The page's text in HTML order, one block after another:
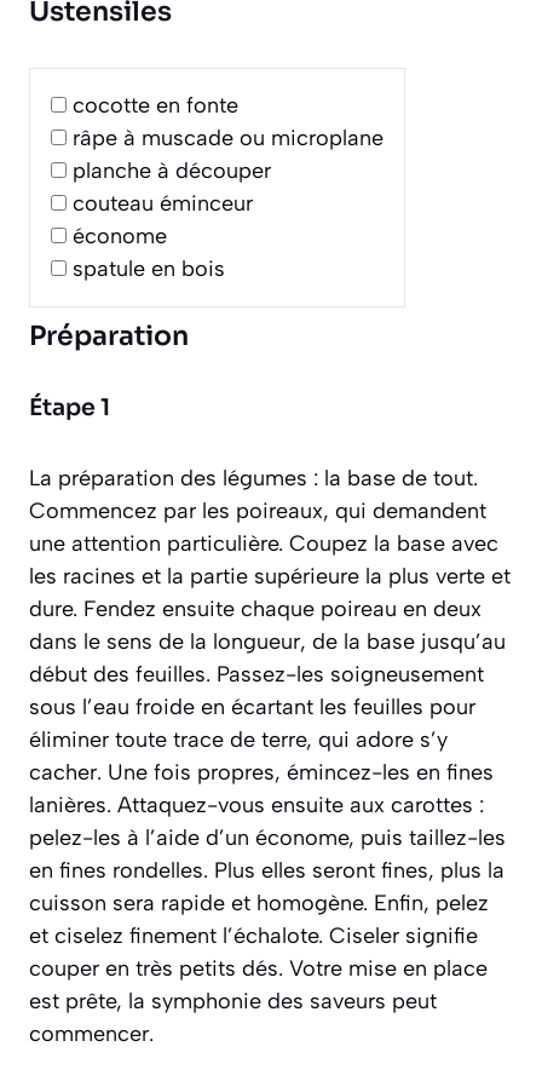
Ustensiles
cocotte en fonte
râpe à muscade ou microplane
planche à découper
couteau éminceur
économe
spatule en bois
Préparation
Étape 1
La préparation des légumes : la base de tout.
Commencez par les poireaux, qui demandent
une attention particulière. Coupez la base avec
les racines et la partie supérieure la plus verte et
dure. Fendez ensuite chaque poireau en deux
dans le sens de la longueur, de la base jusqu’au
début des feuilles. Passez-les soigneusement
sous l’eau froide en écartant les feuilles pour
éliminer toute trace de terre, qui adore s’y
cacher. Une fois propres, émincez-les en fines
lanières. Attaquez-vous ensuite aux carottes :
pelez-les à l’aide d’un économe, puis taillez-les
en fines rondelles. Plus elles seront fines, plus la
cuisson sera rapide et homogène. Enfin, pelez
et ciselez finement l’échalote. Ciseler signifie
couper en très petits dés. Votre mise en place
est prête, la symphonie des saveurs peut
commencer.